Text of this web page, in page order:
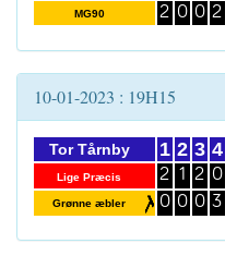
MG90
2 0 0 2
10-01-2023 : 19H15
Tor Tårnby
Lige Præcis
Grønne æbler
1
2
0
2
1
0
3
2
0
4
0
3